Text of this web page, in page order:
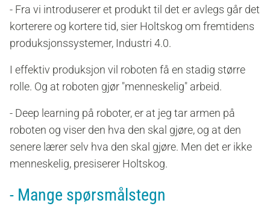
- Fra vi introduserer et produkt til det er avlegs går det
korterere og kortere tid, sier Holtskog om fremtidens
produksjonssystemer, Industri 4.0.
I effektiv produksjon vil roboten få en stadig større
rolle. Og at roboten gjør "menneskelig" arbeid.
- Deep learning på roboter, er at jeg tar armen på
roboten og viser den hva den skal gjøre, og at den
senere lærer selv hva den skal gjøre. Men det er ikke
menneskelig, presiserer Holtskog.
- Mange spørsmålstegn